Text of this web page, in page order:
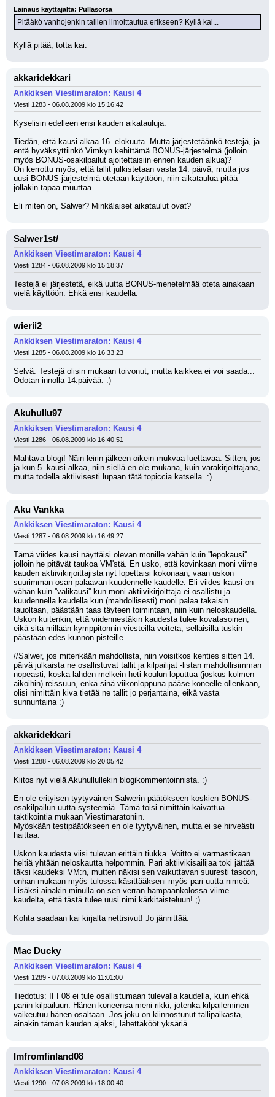
Lainaus käyttäjältä: Pullasorsa
Pitääkö vanhojenkin tallien ilmoittautua erikseen? Kyllä kai...
Kyllä pitää, totta kai.
akkaridekkari
Ankkiksen Viestimaraton: Kausi 4
Viesti 1283 - 06.08.2009 klo 15:16:42
Kyselisin edelleen ensi kauden aikatauluja.
Tiedän, että kausi alkaa 16. elokuuta. Mutta järjestetäänkö testejä, ja
entä hyväksyttiinkö Vimkyn kehittämä BONUS-järjestelmä (jolloin
myös BONUS-osakilpailut ajoitettaisiin ennen kauden alkua)?
On kerrottu myös, että tallit julkistetaan vasta 14. päivä, mutta jos
uusi BONUS-järjestelmä otetaan käyttöön, niin aikataulua pitää
jollakin tapaa muuttaa...
Eli miten on, Salwer? Minkälaiset aikataulut ovat?
Salwer1st/
Ankkiksen Viestimaraton: Kausi 4
Viesti 1284 - 06.08.2009 klo 15:18:37
Testejä ei järjestetä, eikä uutta BONUS-menetelmää oteta ainakaan
vielä käyttöön. Ehkä ensi kaudella.
wierii2
Ankkiksen Viestimaraton: Kausi 4
Viesti 1285 - 06.08.2009 klo 16:33:23
Selvä. Testejä olisin mukaan toivonut, mutta kaikkea ei voi saada...
Odotan innolla 14.päivää. :)
Akuhullu97
Ankkiksen Viestimaraton: Kausi 4
Viesti 1286 - 06.08.2009 klo 16:40:51
Mahtava blogi! Näin leirin jälkeen oikein mukvaa luettavaa. Sitten, jos
ja kun 5. kausi alkaa, niin siellä en ole mukana, kuin varakirjoittajana,
mutta todella aktiivisesti lupaan tätä topiccia katsella. :)
Aku Vankka
Ankkiksen Viestimaraton: Kausi 4
Viesti 1287 - 06.08.2009 klo 16:49:27
Tämä viides kausi näyttäisi olevan monille vähän kuin ''lepokausi''
jolloin he pitävät taukoa VM'stä. En usko, että kovinkaan moni viime
kauden aktiivikirjoittajista nyt lopettaisi kokonaan, vaan uskon
suurimman osan palaavan kuudennelle kaudelle. Eli viides kausi on
vähän kuin ''välikausi'' kun moni aktiivikirjoittaja ei osallistu ja
kuudennella kaudella kun (mahdollisesti) moni palaa takaisin
tauoltaan, päästään taas täyteen toimintaan, niin kuin neloskaudella.
Uskon kuitenkin, että viidennestäkin kaudesta tulee kovatasoinen,
eikä sitä millään kymppitonnin viesteillä voiteta, sellaisilla tuskin
päästään edes kunnon pisteille.
//Salwer, jos mitenkään mahdollista, niin voisitkos kenties sitten 14.
päivä julkaista ne osallistuvat tallit ja kilpailijat -listan mahdollisimman
nopeasti, koska lähden melkein heti koulun loputtua (joskus kolmen
aikoihin) reissuun, enkä sinä viikonloppuna pääse koneelle ollenkaan,
olisi nimittäin kiva tietää ne tallit jo perjantaina, eikä vasta
sunnuntaina :)
akkaridekkari
Ankkiksen Viestimaraton: Kausi 4
Viesti 1288 - 06.08.2009 klo 20:05:42
Kiitos nyt vielä Akuhullullekin blogikommentoinnista. :)
En ole erityisen tyytyväinen Salwerin päätökseen koskien BONUS-
osakilpailun uutta systeemiä. Tämä toisi nimittäin kaivattua
taktikointia mukaan Viestimaratoniin.
Myöskään testipäätökseen en ole tyytyväinen, mutta ei se hirveästi
haittaa.
Uskon kaudesta viisi tulevan erittäin tiukka. Voitto ei varmastikaan
heltiä yhtään neloskautta helpommin. Pari aktiivikisailijaa toki jättää
täksi kaudeksi VM:n, mutten näkisi sen vaikuttavan suuresti tasoon,
onhan mukaan myös tulossa käsittääkseni myös pari uutta nimeä.
Lisäksi ainakin minulla on sen verran hampaankolossa viime
kaudelta, että tästä tulee uusi nimi kärkitaisteluun! ;)
Kohta saadaan kai kirjalta nettisivut! Jo jännittää.
Mac Ducky
Ankkiksen Viestimaraton: Kausi 4
Viesti 1289 - 07.08.2009 klo 11:01:00
Tiedotus: IFF08 ei tule osallistumaan tulevalla kaudella, kuin ehkä
pariin kilpailuun. Hänen koneensa meni rikki, jotenka kilpaileminen
vaikeutuu hänen osaltaan. Jos joku on kiinnostunut tallipaikasta,
ainakin tämän kauden ajaksi, lähettäkööt yksäriä.
Imfromfinland08
Ankkiksen Viestimaraton: Kausi 4
Viesti 1290 - 07.08.2009 klo 18:00:40